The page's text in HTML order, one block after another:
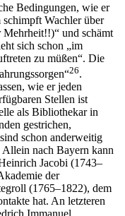
Bedingungen, wie er
Wachler über
und schämt
sich schon „im
zu müßen“. Die
26.
wie er jeden
Stellen ist
als Bibliothekar in
gestrichen,
schon anderweitig
Allein nach Bayern kann
Jacobi (1743–
der
(1765–1822), dem
hat. An letzteren